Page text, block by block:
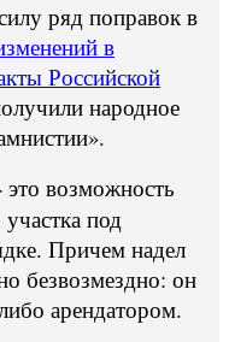
ряд поправок в
в
Российской
народное
это возможность
под
Причем надел
безвозмездно: он
арендатором.